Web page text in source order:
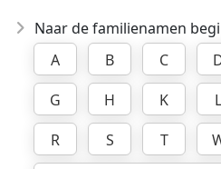
Naar de familienamen
A
B C
G
H K L
R
S T